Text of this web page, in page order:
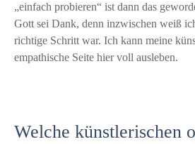
„einfach probieren“ ist dann das
Gott sei Dank, denn inzwischen weiß
richtige Schritt war. Ich kann meine
empathische Seite hier voll ausleben.
Welche künstlerischen